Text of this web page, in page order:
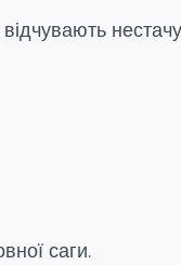
саги.